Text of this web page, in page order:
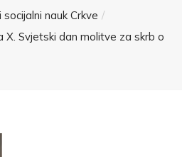
nauk Crkve
X. Svjetski dan molitve za skrb o